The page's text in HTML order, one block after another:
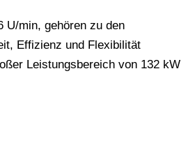
U/min, gehören zu den
Effizienz und Flexibilität
Leistungsbereich von 132 kW